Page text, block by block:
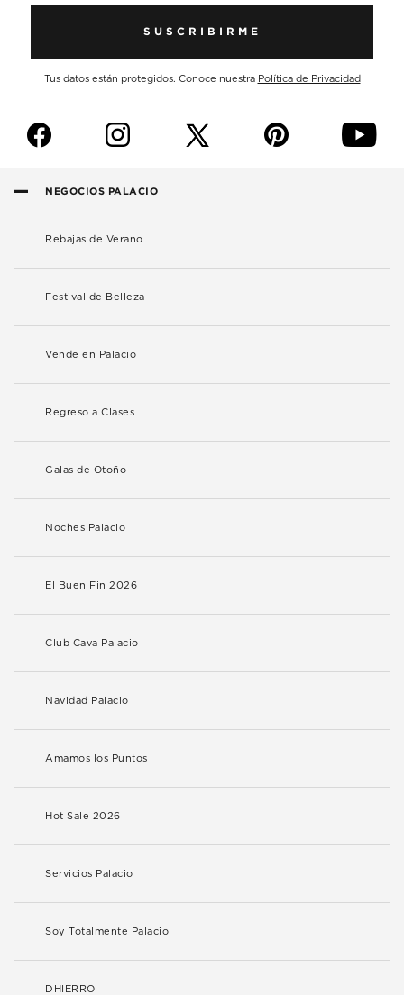
SUSCRIBIRME
Tus datos están protegidos. Conoce nuestra Política de Privacidad
f i p y
NEGOCIOS PALACIO
Rebajas de Verano
Festival de Belleza
Vende en Palacio
Regreso a Clases
Galas de Otoño
Noches Palacio
El Buen Fin 2026
Club Cava Palacio
Navidad Palacio
Amamos los Puntos
Hot Sale 2026
Servicios Palacio
Soy Totalmente Palacio
DHIERRO